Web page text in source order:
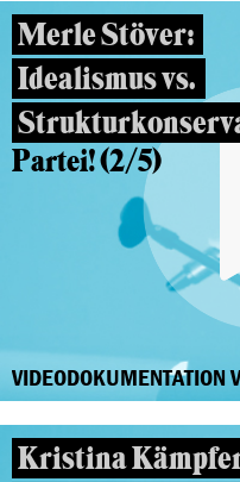
Merle Stöver:
Idealismus vs.
Partei! (2/5)
Kristina